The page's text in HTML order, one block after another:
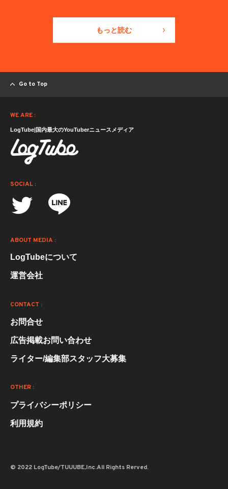
もっと読む
Go to Top
WE ARE :
LogTube|国内最大のYouTuberニュースメディア
SOCIAL :
ABOUT MEDIA :
LogTubeについて
運営会社
CONTACT :
お問合せ
広告掲載お問い合わせ
ライター/編集部スタッフ大募集
OTHER :
プライバシーポリシー
利用規約
© 2022 LogTube/TUUUBE,Inc.All Rights Rerved.